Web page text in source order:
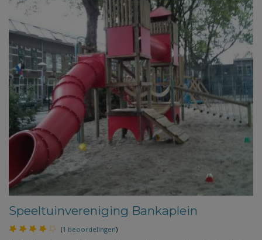
Speeltuinvereniging Bankaplein
(1 beoordelingen)